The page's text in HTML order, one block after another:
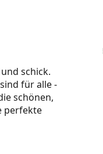
schick.
für alle -
schönen,
perfekte